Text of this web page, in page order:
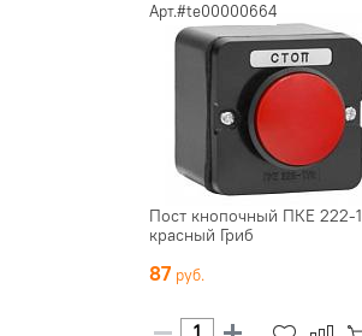
Арт.#te00000664
Пост кнопочный ПКЕ 222-1
красный Гриб
87